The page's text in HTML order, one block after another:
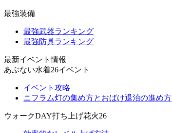
最強装備
最強武器ランキング
最強防具ランキング
最新イベント情報
あぶない水着26イベント
イベント攻略
ニフラム灯の集め方とおばけ退治の進め方
ウォークDAY打ち上げ花火26